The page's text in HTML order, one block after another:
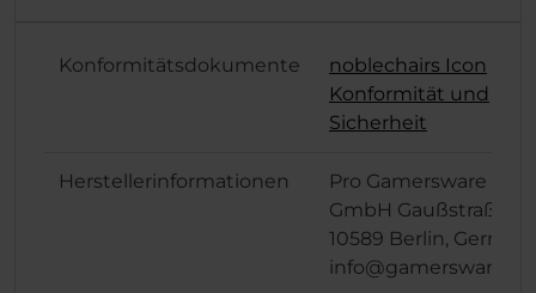
Konformitätsdokumente
noblechairs Icon
Konformität und
Sicherheit
Herstellerinformationen
Pro Gamersware
GmbH Gaußstraße 1,
10589 Berlin,